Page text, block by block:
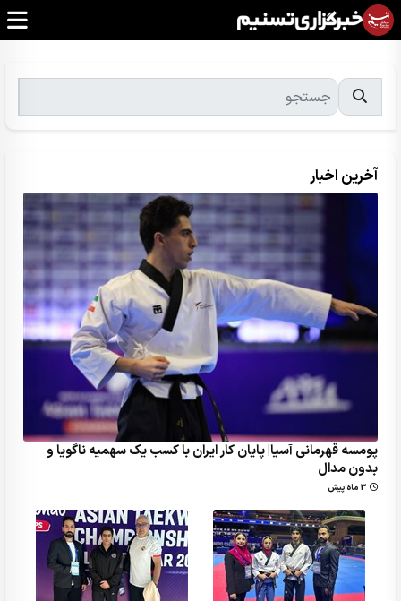
آخرین اخبار
پومسه قهرمانی آسیا| پایان کار ایران با کسب یک سهمیه ناگویا و
بدون مدال
3 ماه پیش